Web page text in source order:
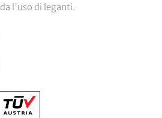
l'uso di leganti.